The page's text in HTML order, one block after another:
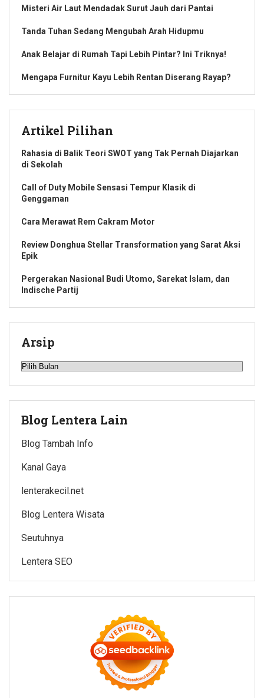
Misteri Air Laut Mendadak Surut Jauh dari Pantai
Tanda Tuhan Sedang Mengubah Arah Hidupmu
Anak Belajar di Rumah Tapi Lebih Pintar? Ini Triknya!
Mengapa Furnitur Kayu Lebih Rentan Diserang Rayap?
Artikel Pilihan
Rahasia di Balik Teori SWOT yang Tak Pernah Diajarkan
di Sekolah
Call of Duty Mobile Sensasi Tempur Klasik di
Genggaman
Cara Merawat Rem Cakram Motor
Review Donghua Stellar Transformation yang Sarat Aksi
Epik
Pergerakan Nasional Budi Utomo, Sarekat Islam, dan
Indische Partij
Arsip
Arsip
Blog Lentera Lain
Blog Tambah Info
Kanal Gaya
lenterakecil.net
Blog Lentera Wisata
Seutuhnya
Lentera SEO